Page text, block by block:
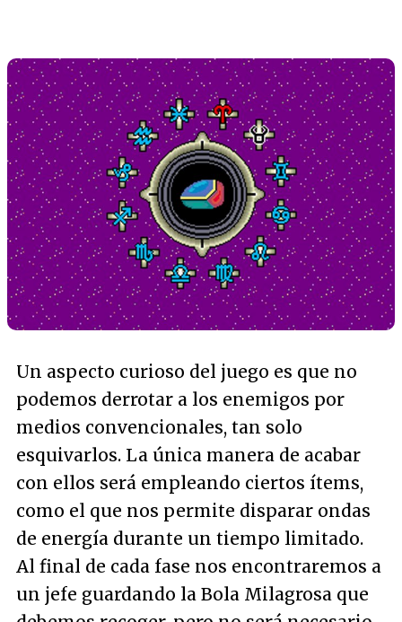
Un aspecto curioso del juego es que no
podemos derrotar a los enemigos por
medios convencionales, tan solo
esquivarlos. La única manera de acabar
con ellos será empleando ciertos ítems,
como el que nos permite disparar ondas
de energía durante un tiempo limitado.
Al final de cada fase nos encontraremos a
un jefe guardando la Bola Milagrosa que